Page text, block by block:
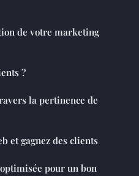
de votre marketing
?
la pertinence de
et gagnez des clients
pour un bon